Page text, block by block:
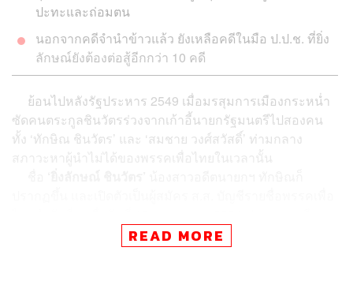
ปะทะและถ่อมตน
นอกจากคดีจำนำข้าวแล้ว ยังเหลือคดีในมือ ป.ป.ช. ที่ยิ่ง
ลักษณ์ยังต้องต่อสู้อีกกว่า 10 คดี
ย้อนไปหลังรัฐประหาร 2549 เมื่อมรสุมการเมืองกระหน่ำ
ซัดคนตระกูลชินวัตรร่วงจากเก้าอี้นายกรัฐมนตรีไปสองคน
ทั้ง ‘ทักษิณ ชินวัตร’ และ ‘สมชาย วงศ์สวัสดิ์’ ท่ามกลาง
สภาวะหาผู้นำไม่ได้ของพรรคเพื่อไทยในเวลานั้น
วิพากษ์วิจารณ์ถึงประสบการณ์ทางการเมือง และคำสบประ
READ MORE